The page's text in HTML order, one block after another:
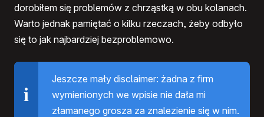
dorobiłem się problemów z chrząstką w obu kolanach.
Warto jednak pamiętać o kilku rzeczach, żeby odbyło
się to jak najbardziej bezproblemowo.
Jeszcze mały disclaimer: żadna z firm
wymienionych we wpisie nie dała mi
złamanego grosza za znalezienie się w nim.